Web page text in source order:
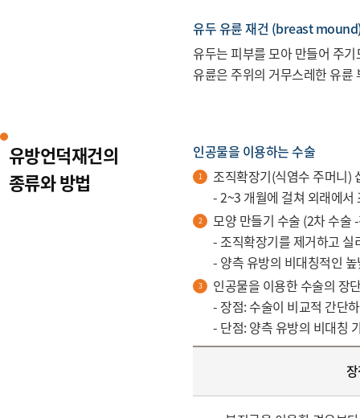
유두 유륜 재건 (breast
유두는 피부를 모아 만들어 주
유륜은 주위의 거무스레한 유륜
유방언덕재건의
종류와 방법
인공물을 이용하는 수술
조직확장기(식염수 주머니)
- 2~3 개월에 걸쳐 외래에
모양 만들기 수술 (2차 수술
- 조직확장기를 제거하고
- 양측 유방의 비대칭적인
인공물을 이용한 수술의 장
- 장점: 수술이 비교적 간단
- 단점: 양측 유방의 비대칭